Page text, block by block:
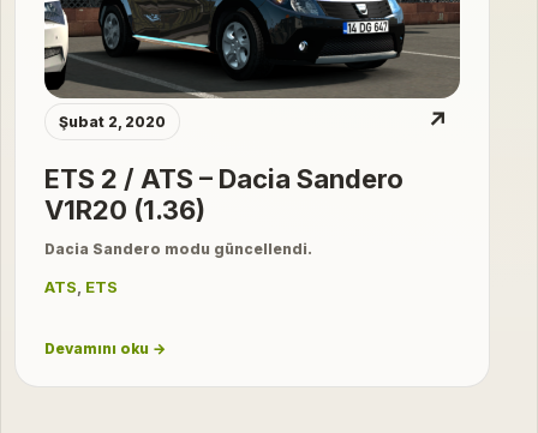
Şubat 2, 2020 ↗
ETS 2 / ATS – Dacia Sandero
V1R20 (1.36)
Dacia Sandero modu güncellendi.
ATS, ETS
Devamını oku →